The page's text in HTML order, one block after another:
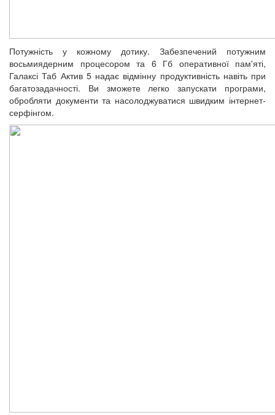
Потужність у кожному дотику. Забезпечений потужним
восьмиядерним процесором та 6 Гб оперативної пам'яті,
Галаксі Таб Актив 5 надає відмінну продуктивність навіть при
багатозадачності. Ви зможете легко запускати програми,
обробляти документи та насолоджуватися швидким інтернет-
серфінгом.